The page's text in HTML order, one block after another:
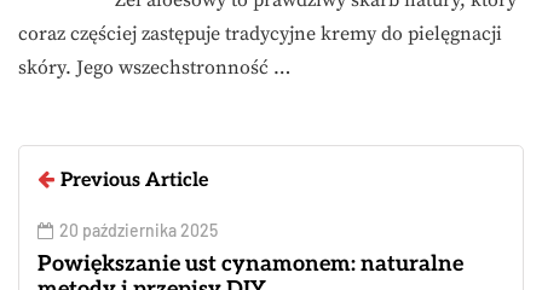
coraz częściej zastępuje tradycyjne kremy do pielęgnacji
skóry. Jego wszechstronność …
Previous Article
20 października 2025
Powiększanie ust cynamonem: naturalne